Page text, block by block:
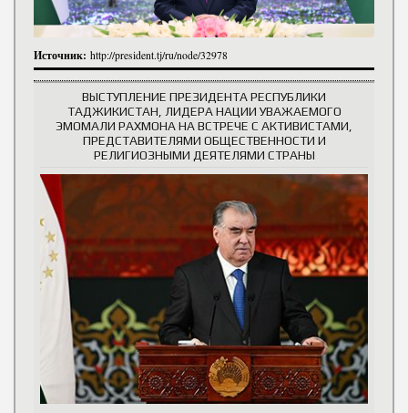
Источник: http://president.tj/ru/node/32978
ВЫСТУПЛЕНИЕ ПРЕЗИДЕНТА РЕСПУБЛИКИ
ТАДЖИКИСТАН, ЛИДЕРА НАЦИИ УВАЖАЕМОГО
ЭМОМАЛИ РАХМОНА НА ВСТРЕЧЕ С АКТИВИСТАМИ,
ПРЕДСТАВИТЕЛЯМИ ОБЩЕСТВЕННОСТИ И
РЕЛИГИОЗНЫМИ ДЕЯТЕЛЯМИ СТРАНЫ